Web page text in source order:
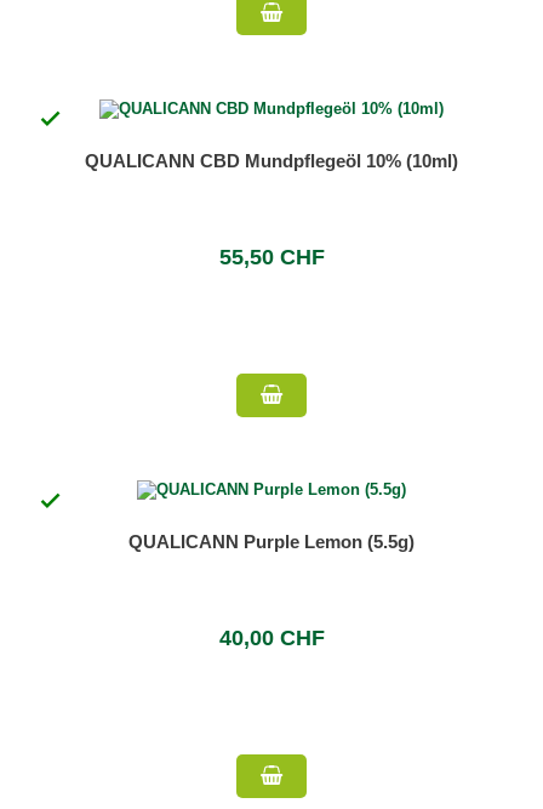

QUALICANN CBD Mundpflegeöl 10% (10ml)
55,50 CHF

QUALICANN Purple Lemon (5.5g)
40,00 CHF